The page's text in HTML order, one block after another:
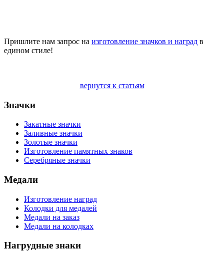
Пришлите нам запрос на изготовление значков и наград в
едином стиле!
вернутся к статьям
Значки
Закатные значки
Заливные значки
Золотые значки
Изготовление памятных знаков
Серебряные значки
Медали
Изготовление наград
Колодки для медалей
Медали на заказ
Медали на колодках
Нагрудные знаки